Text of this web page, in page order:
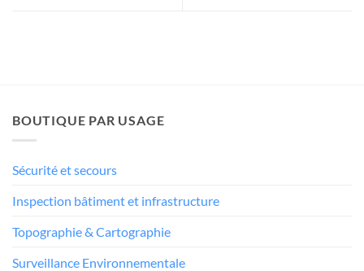
BOUTIQUE PAR USAGE
Sécurité et secours
Inspection bâtiment et infrastructure
Topographie & Cartographie
Surveillance Environnementale